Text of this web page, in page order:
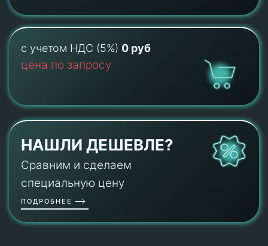
с учетом НДС (5%) 0 руб
цена по запросу
НАШЛИ ДЕШЕВЛЕ?
Сравним и сделаем
специальную цену
ПОДРОБНЕЕ